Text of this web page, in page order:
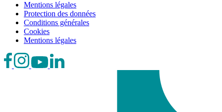
Mentions légales
Protection des données
Conditions générales
Cookies
Mentions légales